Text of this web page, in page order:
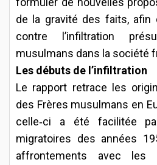
de la gravité des faits, afin
contre l’infiltration
musulmans dans la société
Les débuts de l’infiltration
Le rapport retrace les
des Frères musulmans en
celle‑ci a été facilitée
migratoires des années
affrontements avec les